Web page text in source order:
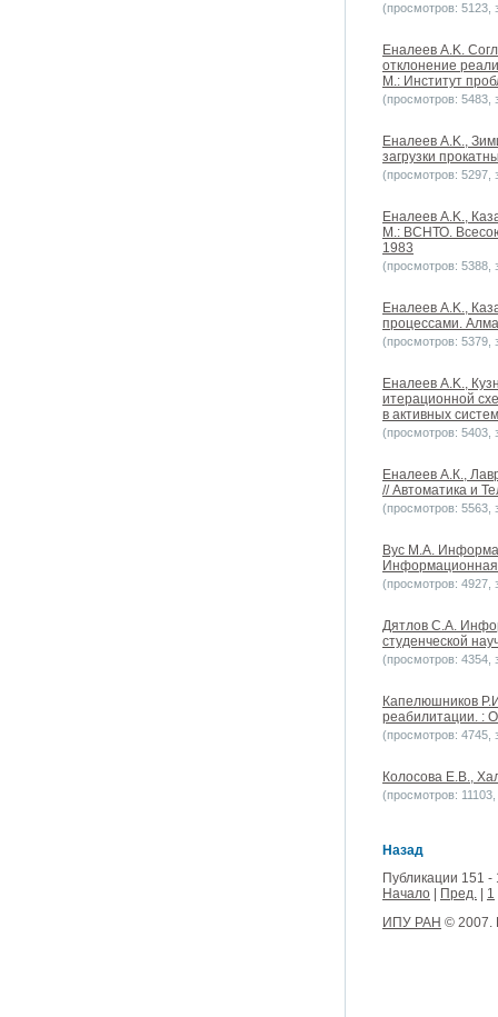
(просмотров: 5123,
Еналеев A.K.
отклонение
М.: Институт
(просмотров: 5483,
Еналеев A.K.,
загрузки
(просмотров: 5297,
Еналеев A.K.,
М.: ВСНТО.
1983
(просмотров: 5388,
Еналеев A.K.,
процессами.
(просмотров: 5379,
Еналеев A.K.,
итерационной
в активных
(просмотров: 5403,
Еналеев А.К.,
// Автоматика и
(просмотров: 5563,
Вус М.А.
Информационная
(просмотров: 4927,
Дятлов С.А.
студенческой
(просмотров: 4354,
Капелюшников
реабилитации. :
(просмотров: 4745,
Колосова Е.В.,
(просмотров:
Назад
Публикации 151 -
Начало
Пред.
1
ИПУ РАН © 2007.